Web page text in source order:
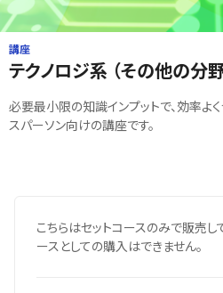
講座
テクノロジ系 （その他の分
必要最小限の知識インプットで、効率よ
スパーソン向けの講座です。
こちらはセットコースのみで販売
ースとしての購入はできません。